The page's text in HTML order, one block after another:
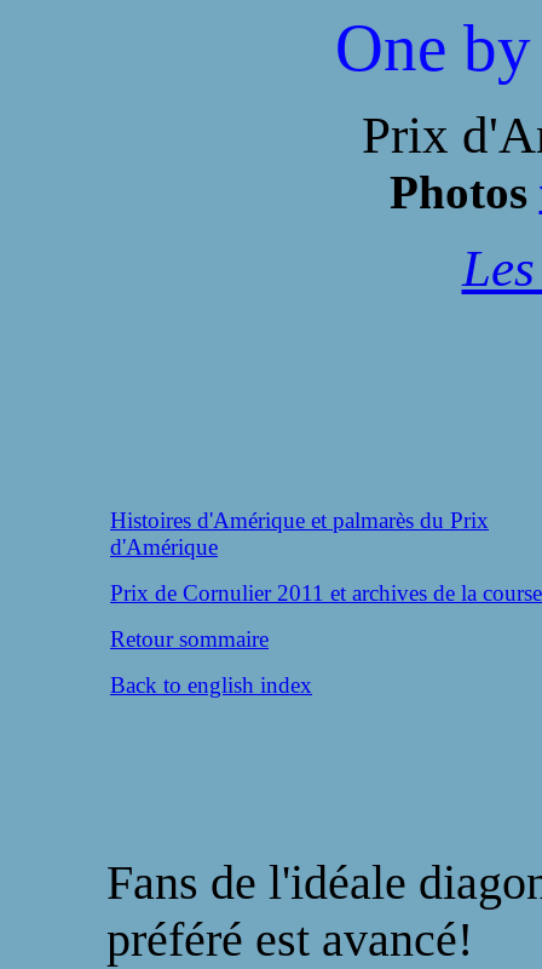
One
Prix
Photos
Histoires d'Amérique et palmarès du Prix
d'Amérique
Prix de Cornulier 2011 et archives de la course
Retour sommaire
Back to english index
Fans de l'idéale
préféré est avancé!